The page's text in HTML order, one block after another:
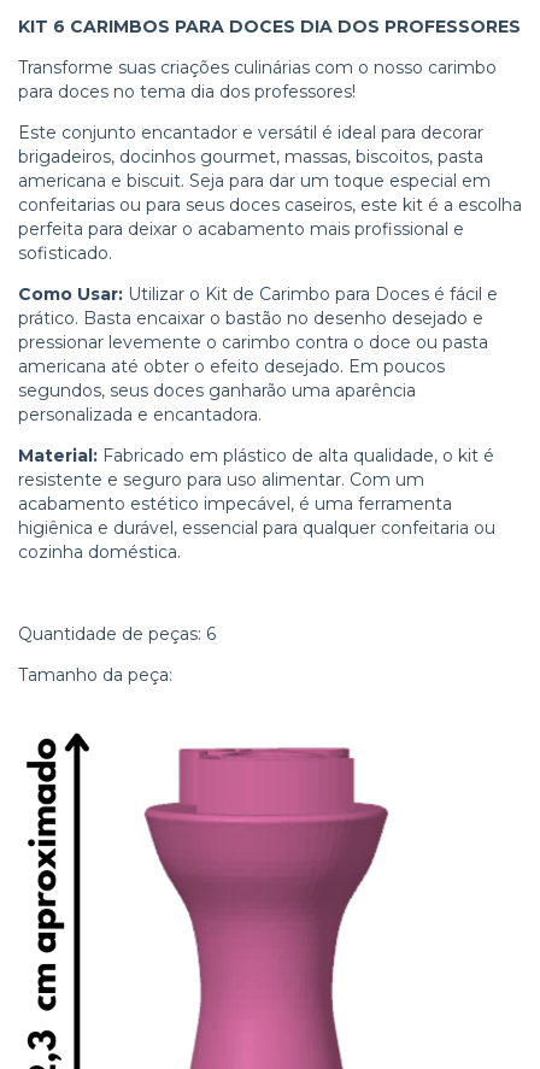
KIT 6 CARIMBOS PARA DOCES DIA DOS PROFESSORES
Transforme suas criações culinárias com o nosso carimbo
para doces no tema dia dos professores!
Este conjunto encantador e versátil é ideal para decorar
brigadeiros, docinhos gourmet, massas, biscoitos, pasta
americana e biscuit. Seja para dar um toque especial em
confeitarias ou para seus doces caseiros, este kit é a escolha
perfeita para deixar o acabamento mais profissional e
sofisticado.
Como Usar: Utilizar o Kit de Carimbo para Doces é fácil e
prático. Basta encaixar o bastão no desenho desejado e
pressionar levemente o carimbo contra o doce ou pasta
americana até obter o efeito desejado. Em poucos
segundos, seus doces ganharão uma aparência
personalizada e encantadora.
Material: Fabricado em plástico de alta qualidade, o kit é
resistente e seguro para uso alimentar. Com um
acabamento estético impecável, é uma ferramenta
higiênica e durável, essencial para qualquer confeitaria ou
cozinha doméstica.
Quantidade de peças: 6
Tamanho da peça: